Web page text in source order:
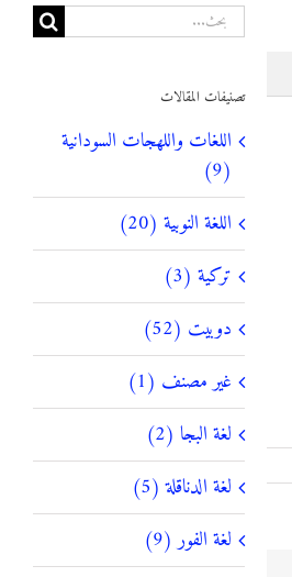
البحث
عن:
تصنيفات المقالات
اللغات واللهجات السودانية
(9)
اللغة النوبية (20)
تركية (3)
دوبيت (52)
غير مصنف (1)
لغة البجا (2)
لغة الدناقلة (5)
لغة الفور (9)